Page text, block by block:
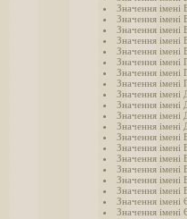
Значення імені
Значення імені
Значення імені
Значення імені
Значення імені
Значення імені
Значення імені
Значення імені
Значення імені
Значення імені
Значення імені
Значення імені
Значення імені
Значення імені
Значення імені
Значення імені
Значення імені
Значення імені
Значення імені
Значення імені